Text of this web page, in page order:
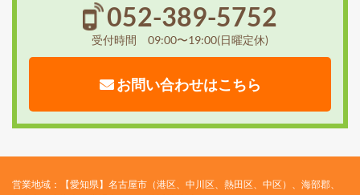
052-389-5752
受付時間 09:00〜19:00(日曜定休)
お問い合わせはこちら
営業地域：【愛知県】名古屋市（港区、中川区、熱田区、中区）、海部郡、